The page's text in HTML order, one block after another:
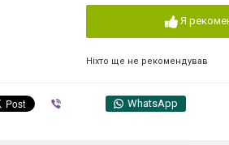
Я
Ніхто ще не рекомендував
WhatsApp